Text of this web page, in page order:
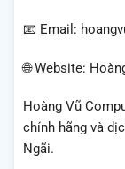
📧 Email:
🌐 Website:
Hoàng Vũ
chính hãng và
Ngãi.